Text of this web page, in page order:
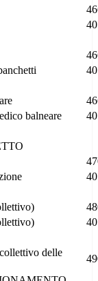
40
40
balneare 40
40
40
delle